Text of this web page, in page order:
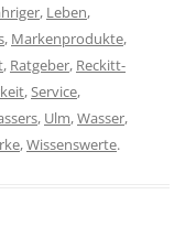
, Leben,
, Markenprodukte,
, Ratgeber, Reckitt-
,Service,
, Ulm,Wasser,
,Wissenswerte.